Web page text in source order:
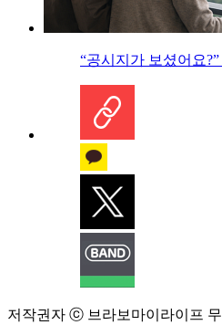
“공시지가 보셨어요
저작권자 ⓒ 브라보마이라이프